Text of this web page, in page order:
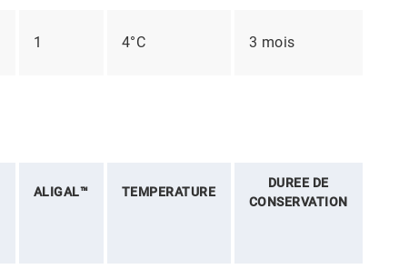
1 4°C 3 mois
ALIGAL™ TEMPERATURE
DUREE DE
CONSERVATION